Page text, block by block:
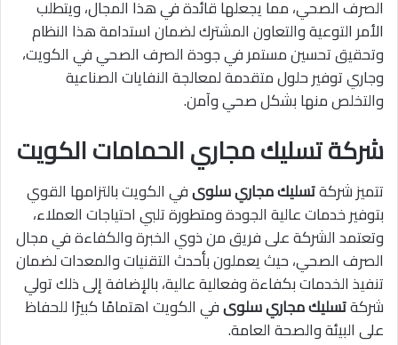
الصرف الصحي، مما يجعلها قائدة في هذا المجال، ويتطلب
الأمر التوعية والتعاون المشترك لضمان استدامة هذا النظام
وتحقيق تحسين مستمر في جودة الصرف الصحي في الكويت،
وجاري توفير حلول متقدمة لمعالجة النفايات الصناعية
والتخلص منها بشكل صحي وآمن.
شركة تسليك مجاري الحمامات الكويت
تتميز شركةتسليك مجاري سلوىفي الكويت بالتزامها القوي
بتوفير خدمات عالية الجودة ومتطورة تلبي احتياجات العملاء،
وتعتمد الشركة على فريق من ذوي الخبرة والكفاءة في مجال
الصرف الصحي، حيث يعملون بأحدث التقنيات والمعدات لضمان
تنفيذ الخدمات بكفاءة وفعالية عالية، بالإضافة إلى ذلك تولي
شركةتسليك مجاري سلوىفي الكويت اهتمامًا كبيرًا للحفاظ
على البيئة والصحة العامة.